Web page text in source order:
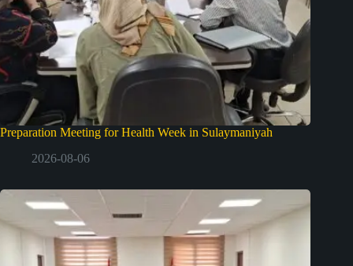
Preparation Meeting for Health Week in Sulaymaniyah
2026-08-06